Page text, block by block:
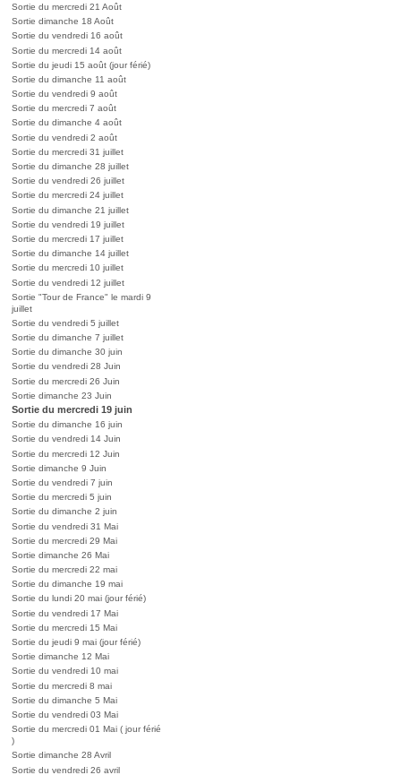
Sortie du mercredi 21 Août
Sortie dimanche 18 Août
Sortie du vendredi 16 août
Sortie du mercredi 14 août
Sortie du jeudi 15 août (jour férié)
Sortie du dimanche 11 août
Sortie du vendredi 9 août
Sortie du mercredi 7 août
Sortie du dimanche 4 août
Sortie du vendredi 2 août
Sortie du mercredi 31 juillet
Sortie du dimanche 28 juillet
Sortie du vendredi 26 juillet
Sortie du mercredi 24 juillet
Sortie du dimanche 21 juillet
Sortie du vendredi 19 juillet
Sortie du mercredi 17 juillet
Sortie du dimanche 14 juillet
Sortie du mercredi 10 juillet
Sortie du vendredi 12 juillet
Sortie "Tour de France" le mardi 9
juillet
Sortie du vendredi 5 juillet
Sortie du dimanche 7 juillet
Sortie du dimanche 30 juin
Sortie du vendredi 28 Juin
Sortie du mercredi 26 Juin
Sortie dimanche 23 Juin
Sortie du mercredi 19 juin
Sortie du dimanche 16 juin
Sortie du vendredi 14 Juin
Sortie du mercredi 12 Juin
Sortie dimanche 9 Juin
Sortie du vendredi 7 juin
Sortie du mercredi 5 juin
Sortie du dimanche 2 juin
Sortie du vendredi 31 Mai
Sortie du mercredi 29 Mai
Sortie dimanche 26 Mai
Sortie du mercredi 22 mai
Sortie du dimanche 19 mai
Sortie du lundi 20 mai (jour férié)
Sortie du vendredi 17 Mai
Sortie du mercredi 15 Mai
Sortie du jeudi 9 mai (jour férié)
Sortie dimanche 12 Mai
Sortie du vendredi 10 mai
Sortie du mercredi 8 mai
Sortie du dimanche 5 Mai
Sortie du vendredi 03 Mai
Sortie du mercredi 01 Mai ( jour férié
)
Sortie dimanche 28 Avril
Sortie du vendredi 26 avril